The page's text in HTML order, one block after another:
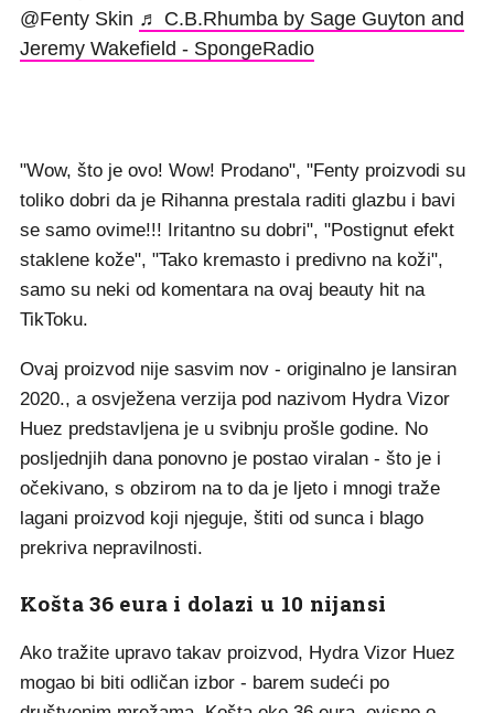
@Fenty Skin ♬ C.B.Rhumba by Sage Guyton and
Jeremy Wakefield - SpongeRadio
"Wow, što je ovo! Wow! Prodano", "Fenty proizvodi su
toliko dobri da je Rihanna prestala raditi glazbu i bavi
se samo ovime!!! Iritantno su dobri", "Postignut efekt
staklene kože", "Tako kremasto i predivno na koži",
samo su neki od komentara na ovaj beauty hit na
TikToku.
Ovaj proizvod nije sasvim nov - originalno je lansiran
2020., a osvježena verzija pod nazivom Hydra Vizor
Huez predstavljena je u svibnju prošle godine. No
posljednjih dana ponovno je postao viralan - što je i
očekivano, s obzirom na to da je ljeto i mnogi traže
lagani proizvod koji njeguje, štiti od sunca i blago
prekriva nepravilnosti.
Košta 36 eura i dolazi u 10 nijansi
Ako tražite upravo takav proizvod, Hydra Vizor Huez
mogao bi biti odličan izbor - barem sudeći po